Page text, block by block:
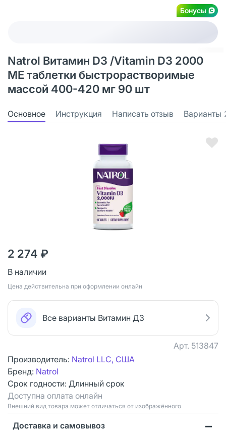
Бонусы
Natrol Витамин D3 /Vitamin D3 2000
ME таблетки быстрорастворимые
массой 400-420 мг 90 шт
Основное Инструкция Написать отзыв Варианты
2 274 ₽
В наличии
Цена действительна при оформлении онлайн
Все варианты Витамин Д3
Арт. 513847
Производитель: Natrol LLC, США
Бренд: Natrol
Срок годности: Длинный срок
Доступна оплата онлайн
Bнешний вид товара может отличаться от изображённого
Доставка и самовывоз